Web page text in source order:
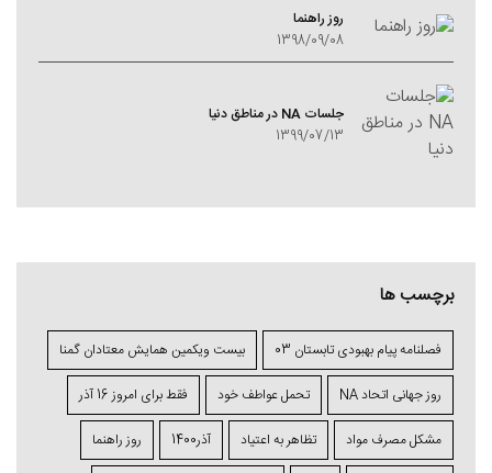
روز راهنما
1398/09/08
جلسات NA در مناطق دنیا
1399/07/13
برچسب ها
فصلنامه پیام بهبودی تابستان 03 بیست ویکمین همایش معتادان گمنا
روز جهانی اتحاد NA تحمل عواطف خود فقط برای امروز 16 آذر
مشکل مصرف مواد تظاهر به اعتیاد آذر1400 روز راهنما